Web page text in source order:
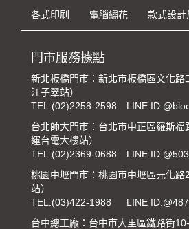
各式印刷 電腦繡花 款式設計
門市服務據點
新北板橋門市：新北市板橋區文化路
江子翠站）
TEL:(02)2258-2598
LINE
台北師大門市：台北市中正區羅斯
運台電大樓站）
TEL:(02)2369-0688
LINE
桃園中壢門市：桃園市中壢區元化路
站）
TEL:(03)422-1988
LINE
台中總工廠：台中市大里區鐵路街